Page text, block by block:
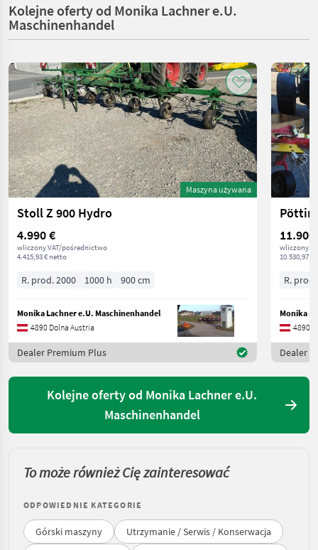
Kolejne oferty od Monika Lachner e.U.
Maschinenhandel
Maszyna używana
Stoll Z 900 Hydro
4.990 €
wliczony VAT/pośrednictwo
4.415,93 € netto
R. prod. 2000 1000 h 900 cm
Monika Lachner e.U. Maschinenhandel
4890 Dolna Austria
Dealer Premium Plus
11.900
wliczony
10.530,97 €
R.
Monika
4890
Dealer
Kolejne oferty od Monika Lachner e.U.
Maschinenhandel
To może również Cię zainteresować
ODPOWIEDNIE KATEGORIE
Górski maszyny
Utrzymanie / Serwis / Konserwacja